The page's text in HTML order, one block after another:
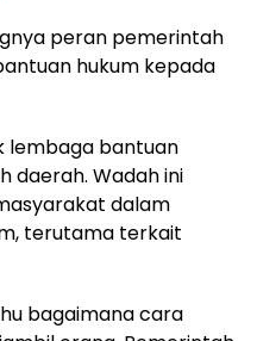
peran pemerintah
hukum kepada
lembaga bantuan
daerah. Wadah ini
dalam
terutama terkait
bagaimana cara